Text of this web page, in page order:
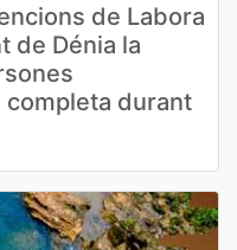
de Labora
de Dénia la
completa durant